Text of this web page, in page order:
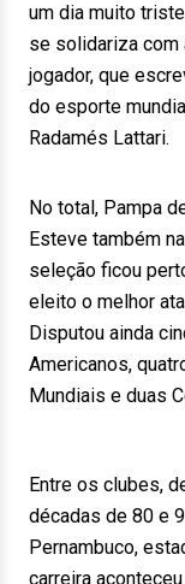
um dia muito
se solidariza
jogador, que
do esporte
Radamés Lattari.
No total, Pampa
Esteve também
seleção ficou
eleito o melhor
Disputou ainda
Americanos,
Mundiais e duas
Entre os clubes,
décadas de 80 e
Pernambuco,
carreira